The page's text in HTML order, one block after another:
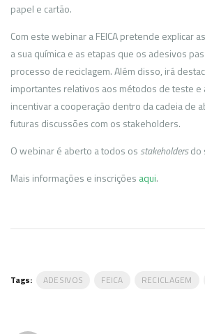
papel e cartão.
Com este webinar a FEICA pretende explicar
a sua química e as etapas que os adesivos
processo de reciclagem. Além disso, irá
importantes relativos aos métodos de teste e
incentivar a cooperação dentro da cadeia de
futuras discussões com os stakeholders.
O webinar é aberto a todos os stakeholdersdo
Mais informações e inscrições aqui.
Tags: ADESIVOS FEICA RECICLAGEM